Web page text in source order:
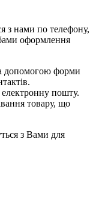
з нами по телефону,
оформлення
допомогою форми
пошту.
товару, що
з Вами для